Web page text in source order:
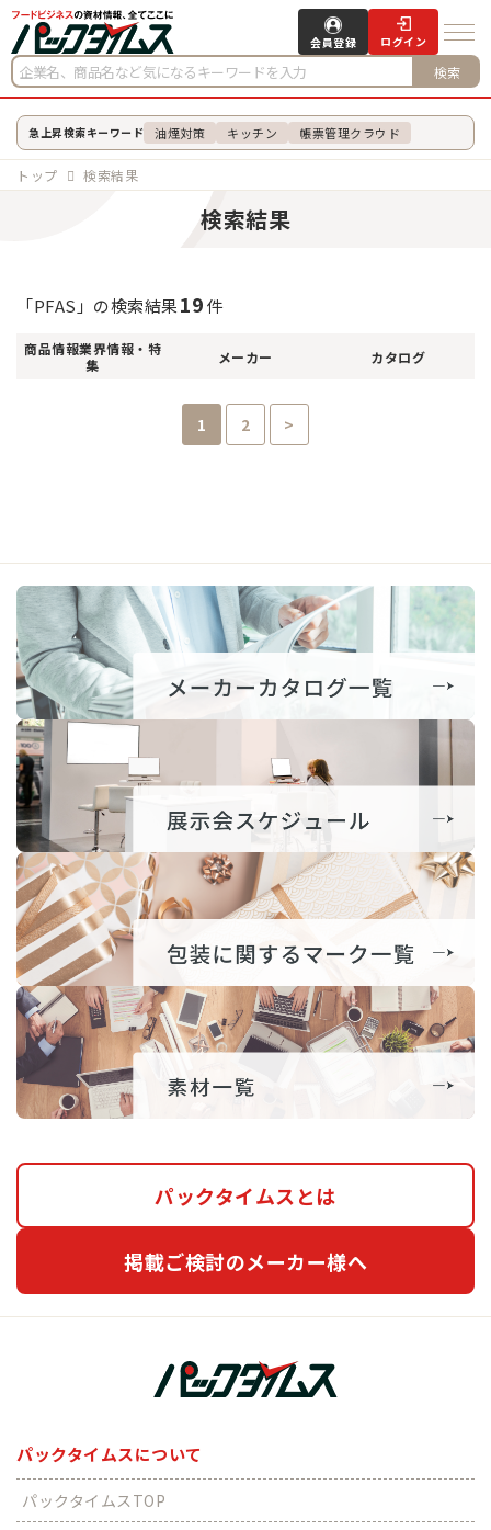
検索
会員登録 ログイン
急上昇検索キーワード 油煙対策 キッチン 帳票管理クラウド
トップ 検索結果
検索結果
「PFAS」の検索結果19件
商品情報業界情報・特
集
メーカー カタログ
1 2 >
パックタイムスとは
掲載ご検討のメーカー様へ
パックタイムスについて
パックタイムスTOP